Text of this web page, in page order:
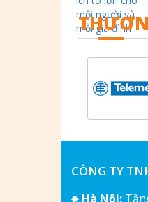
CÔNG TY
Hà Nội: